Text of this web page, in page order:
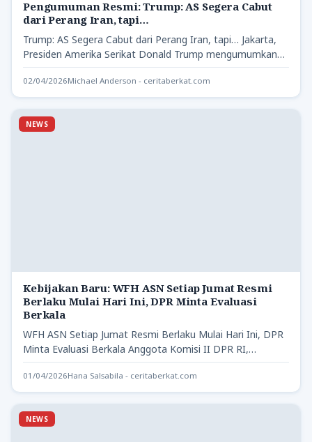
Pengumuman Resmi: Trump: AS Segera Cabut
dari Perang Iran, tapi…
Trump: AS Segera Cabut dari Perang Iran, tapi… Jakarta,
Presiden Amerika Serikat Donald Trump mengumumkan
bahwa perang melawan…
02/04/2026Michael Anderson - ceritaberkat.com
NEWS
Kebijakan Baru: WFH ASN Setiap Jumat Resmi
Berlaku Mulai Hari Ini, DPR Minta Evaluasi
Berkala
WFH ASN Setiap Jumat Resmi Berlaku Mulai Hari Ini, DPR
Minta Evaluasi Berkala Anggota Komisi II DPR RI,…
01/04/2026Hana Salsabila - ceritaberkat.com
NEWS